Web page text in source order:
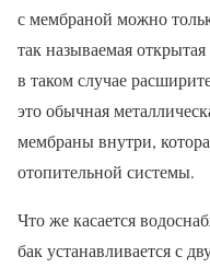
с мембраной можно
так называемая
в таком случае
это обычная
мембраны внутри,
отопительной системы.
Что же касается
бак устанавливается с